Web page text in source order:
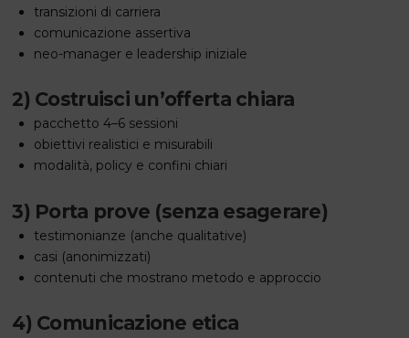
transizioni di carriera
comunicazione assertiva
neo-manager e leadership iniziale
2) Costruisci un’offerta chiara
pacchetto 4–6 sessioni
obiettivi realistici e misurabili
modalità, policy e confini chiari
3) Porta prove (senza esagerare)
testimonianze (anche qualitative)
casi (anonimizzati)
contenuti che mostrano metodo e approccio
4) Comunicazione etica